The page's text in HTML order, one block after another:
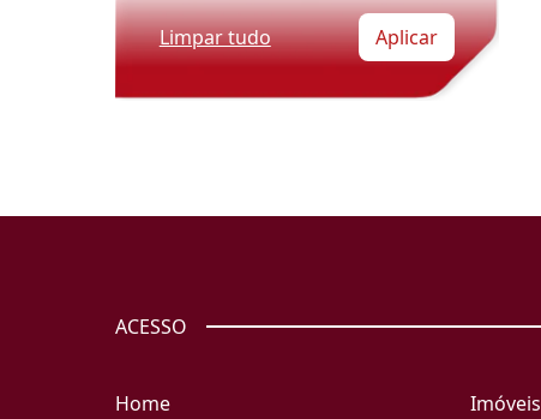
Limpar tudo Aplicar
ACESSO
Home
Imóveis